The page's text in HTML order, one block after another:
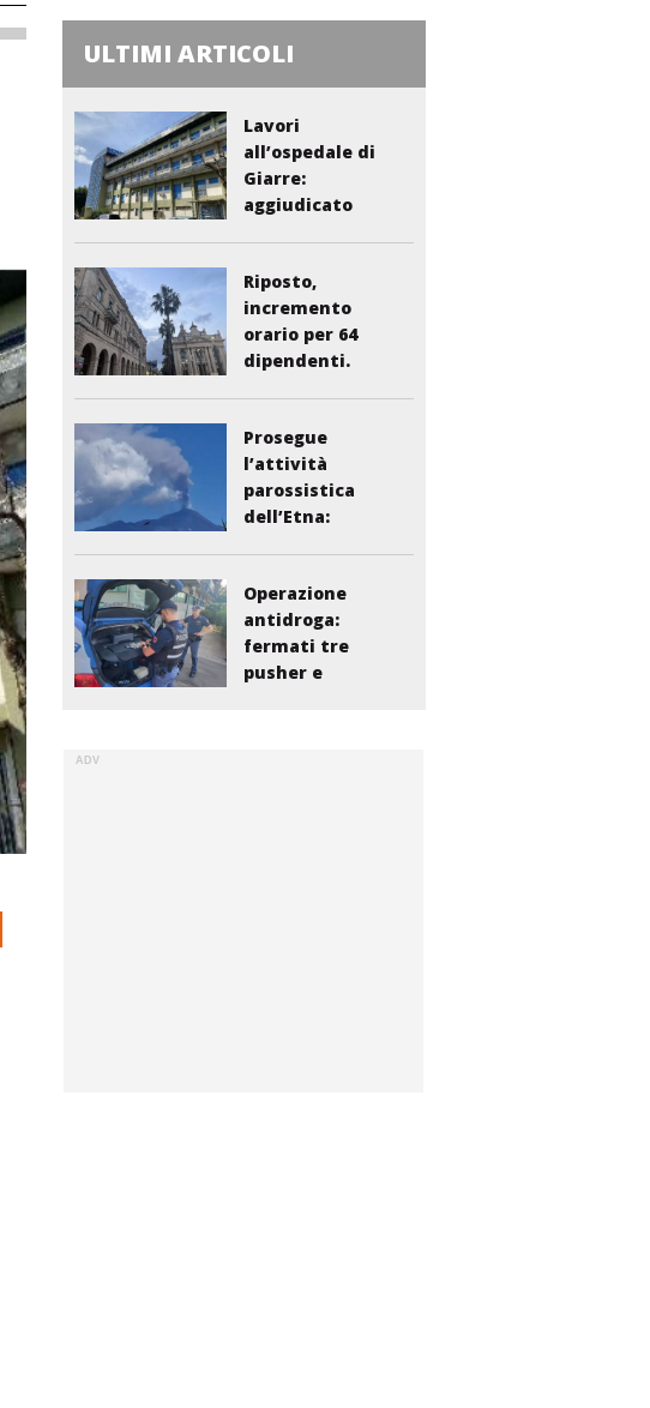
ULTIMI ARTICOLI
Lavori
all’ospedale di
Giarre:
aggiudicato
Riposto,
incremento
orario per 64
dipendenti.
Prosegue
l’attività
parossistica
dell’Etna:
Operazione
antidroga:
fermati tre
pusher e